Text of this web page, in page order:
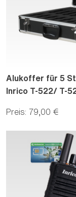
Alukoffer für 5
Inrico T-522/ T-
Preis: 79,00 €